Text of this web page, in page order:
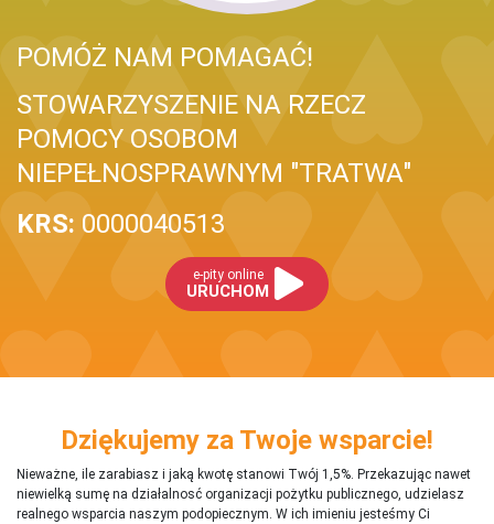
POMÓŻ NAM POMAGAĆ!
STOWARZYSZENIE NA RZECZ
POMOCY OSOBOM
NIEPEŁNOSPRAWNYM "TRATWA"
KRS: 0000040513
e-pity online
URUCHOM
Dziękujemy za Twoje wsparcie!
Nieważne, ile zarabiasz i jaką kwotę stanowi Twój 1,5%. Przekazując nawet
niewielką sumę na działalnosć organizacji pożytku publicznego, udzielasz
realnego wsparcia naszym podopiecznym. W ich imieniu jesteśmy Ci